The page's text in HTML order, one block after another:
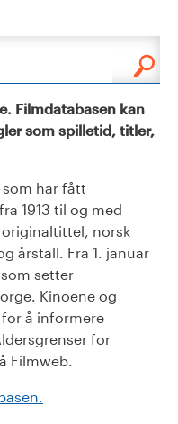
Filmdatabasen kan
som spilletid, titler,
som har fått
1913 til og med
originaltittel, norsk
årstall. Fra 1. januar
setter
Kinoene og
å informere
for
Filmweb.